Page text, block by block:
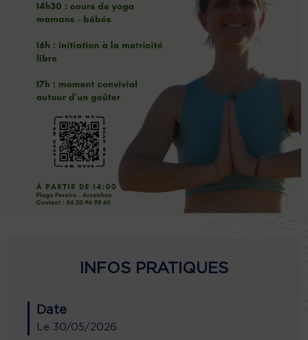
INFOS PRATIQUES
Date
Le 30/05/2026